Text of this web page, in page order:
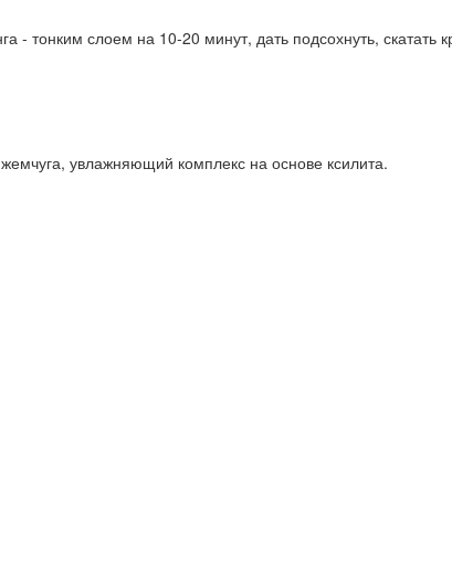
- тонким слоем на 10-20 минут, дать подсохнуть,
увлажняющий комплекс на основе ксилита.